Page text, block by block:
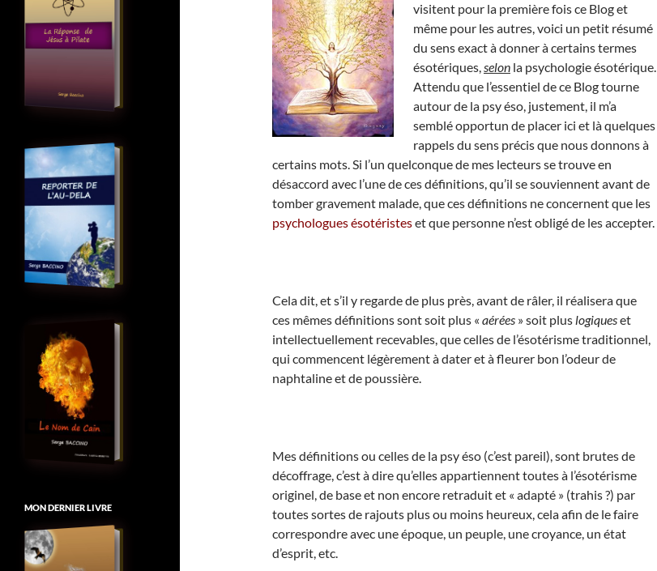
visitent pour la première fois ce Blog et
même pour les autres, voici un petit résumé
du sens exact à donner à certains termes
ésotériques,selon la psychologie ésotérique.
Attendu que l’essentiel de ce Blog tourne
autour de la psy éso, justement, il m’a
semblé opportun de placer ici et là quelques
rappels du sens précis que nous donnons à
certains mots. Si l’un quelconque de mes lecteurs se trouve en
désaccord avec l’une de ces définitions, qu’il se souviennent avant de
tomber gravement malade, que ces définitions ne concernent que les
psychologues ésotéristeset que personne n’est obligé de les accepter.
Cela dit, et s’il y regarde de plus près, avant de râler, il réalisera que
ces mêmes définitions sont soit plus « aérées » soit plus logiqueset
intellectuellement recevables, que celles de l’ésotérisme traditionnel,
qui commencent légèrement à dater et à fleurer bon l’odeur de
naphtaline et de poussière.
Mes définitions ou celles de la psy éso (c’est pareil), sont brutes de
décoffrage, c’est à dire qu’elles appartiennent toutes à l’ésotérisme
originel, de base et non encore retraduit et « adapté » (trahis ?) par
toutes sortes de rajouts plus ou moins heureux, cela afin de le faire
correspondre avec une époque, un peuple, une croyance, un état
d’esprit, etc.
MON DERNIER LIVRE